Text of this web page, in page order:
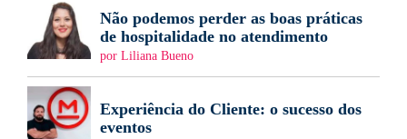
Não podemos perder as boas práticas
de hospitalidade no atendimento
por Liliana Bueno
Experiência do Cliente: o sucesso dos
eventos